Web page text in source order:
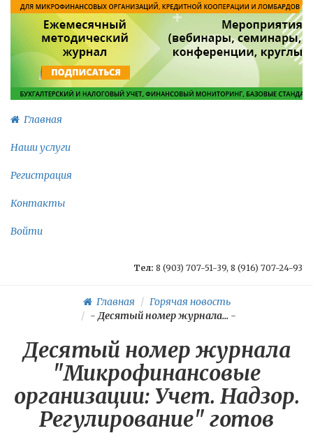
Главная
Наши услуги
Регистрация
Контакты
Войти
Тел: 8 (903) 707-51-39, 8 (916) 707-24-93
Главная
Горячая новость
-Десятый номер журнала...-
Десятый номер журнала
"Микрофинансовые
организации: Учет. Надзор.
Регулирование" готов